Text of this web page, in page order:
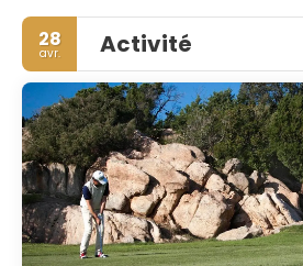
28
avr. Activité